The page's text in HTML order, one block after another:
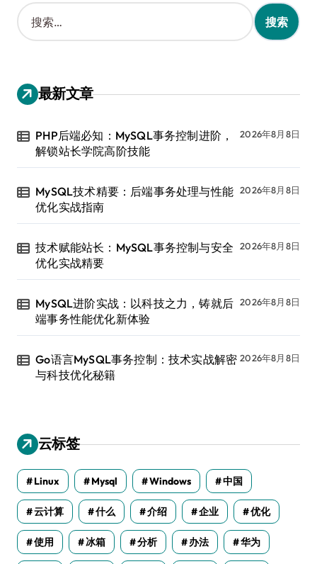
搜
索
：
最新文章
PHP后端必知：MySQL事务控制进阶，
解锁站长学院高阶技能
2026年8月8日
MySQL技术精要：后端事务处理与性能
优化实战指南
2026年8月8日
技术赋能站长：MySQL事务控制与安全
优化实战精要
2026年8月8日
MySQL进阶实战：以科技之力，铸就后
端事务性能优化新体验
2026年8月8日
Go语言MySQL事务控制：技术实战解密
与科技优化秘籍
2026年8月8日
云标签
Linux Mysql Windows 中国
云计算 什么 介绍 企业 优化
使用 冰箱 分析 办法 华为